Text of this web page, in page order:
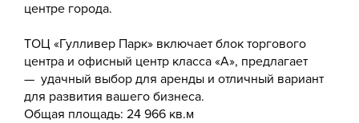
центре города.
ТОЦ «Гулливер Парк» включает блок торгового
центра и офисный центр класса «А», предлагает
— удачный выбор для аренды и отличный вариант
для развития вашего бизнеса.
Общая площадь: 24 966 кв.м